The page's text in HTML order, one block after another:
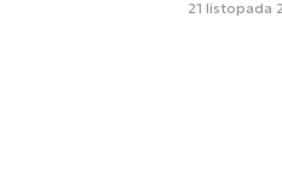
21 listopada